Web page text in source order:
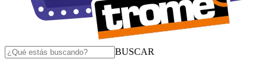
BUSCAR